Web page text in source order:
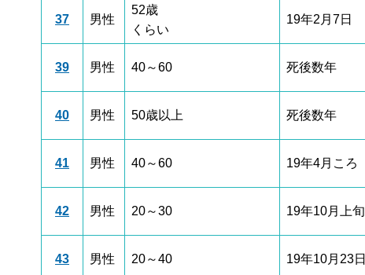
37 男性
52歳
くらい
19年2月7日
39 男性 40～60 死後数年
40 男性 50歳以上 死後数年
41 男性 40～60 19年4月ころ
42 男性 20～30 19年10月上旬
43 男性 20～40 19年10月23日